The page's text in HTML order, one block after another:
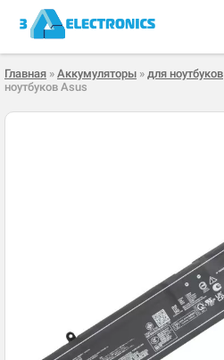
Главная » Аккумуляторы » для ноутбуков
ноутбуков Asus